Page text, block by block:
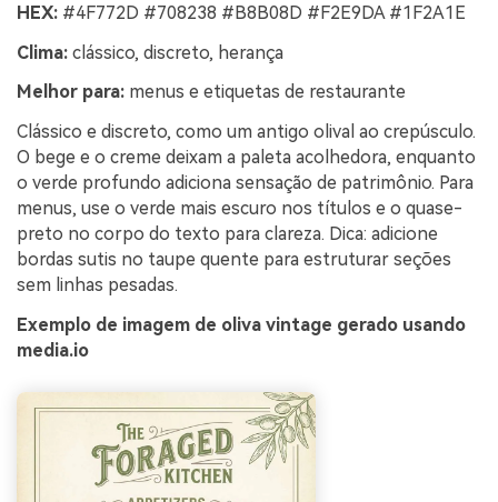
HEX: #4F772D #708238 #B8B08D #F2E9DA #1F2A1E
Clima: clássico, discreto, herança
Melhor para: menus e etiquetas de restaurante
Clássico e discreto, como um antigo olival ao crepúsculo.
O bege e o creme deixam a paleta acolhedora, enquanto
o verde profundo adiciona sensação de patrimônio. Para
menus, use o verde mais escuro nos títulos e o quase-
preto no corpo do texto para clareza. Dica: adicione
bordas sutis no taupe quente para estruturar seções
sem linhas pesadas.
Exemplo de imagem de oliva vintage gerado usando
media.io